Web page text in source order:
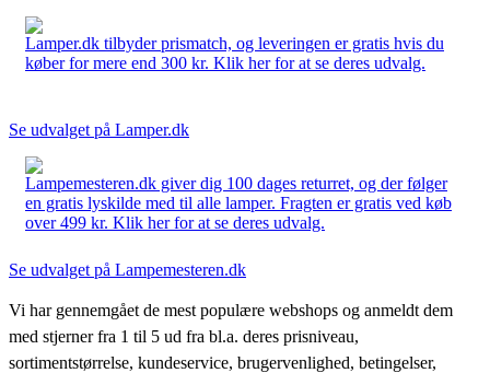
Lamper.dk tilbyder prismatch, og leveringen er gratis hvis du
køber for mere end 300 kr. Klik her for at se deres udvalg.
Se udvalget på Lamper.dk
Lampemesteren.dk giver dig 100 dages returret, og der følger
en gratis lyskilde med til alle lamper. Fragten er gratis ved køb
over 499 kr. Klik her for at se deres udvalg.
Se udvalget på Lampemesteren.dk
Vi har gennemgået de mest populære webshops og anmeldt dem
med stjerner fra 1 til 5 ud fra bl.a. deres prisniveau,
sortimentstørrelse, kundeservice, brugervenlighed, betingelser,